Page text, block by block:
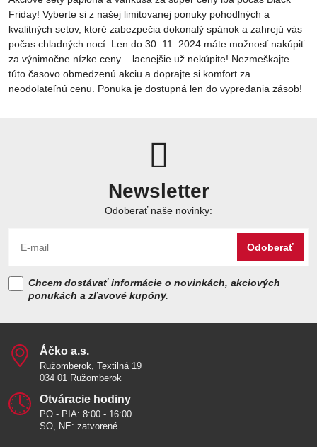
Friday! Vyberte si z našej limitovanej ponuky pohodlných a
kvalitných setov, ktoré zabezpečia dokonalý spánok a zahrejú vás
počas chladných nocí. Len do 30. 11. 2024 máte možnosť nakúpiť
za výnimočne nízke ceny – lacnejšie už nekúpite! Nezmeškajte
túto časovo obmedzenú akciu a doprajte si komfort za
neodolateľnú cenu. Ponuka je dostupná len do vypredania zásob!
Newsletter
Odoberať naše novinky:
Odoberať
Chcem dostávať informácie o novinkách, akciových
ponukách a zľavové kupóny.
Áčko a​.s​.
Ružomberok, Textilná 19
034 01 Ružomberok
Otváracie hodiny
PO - PIA: 8:00 - 16:00
SO, NE: zatvorené